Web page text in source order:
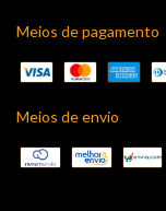
Meios de pagamento
Meios de envio